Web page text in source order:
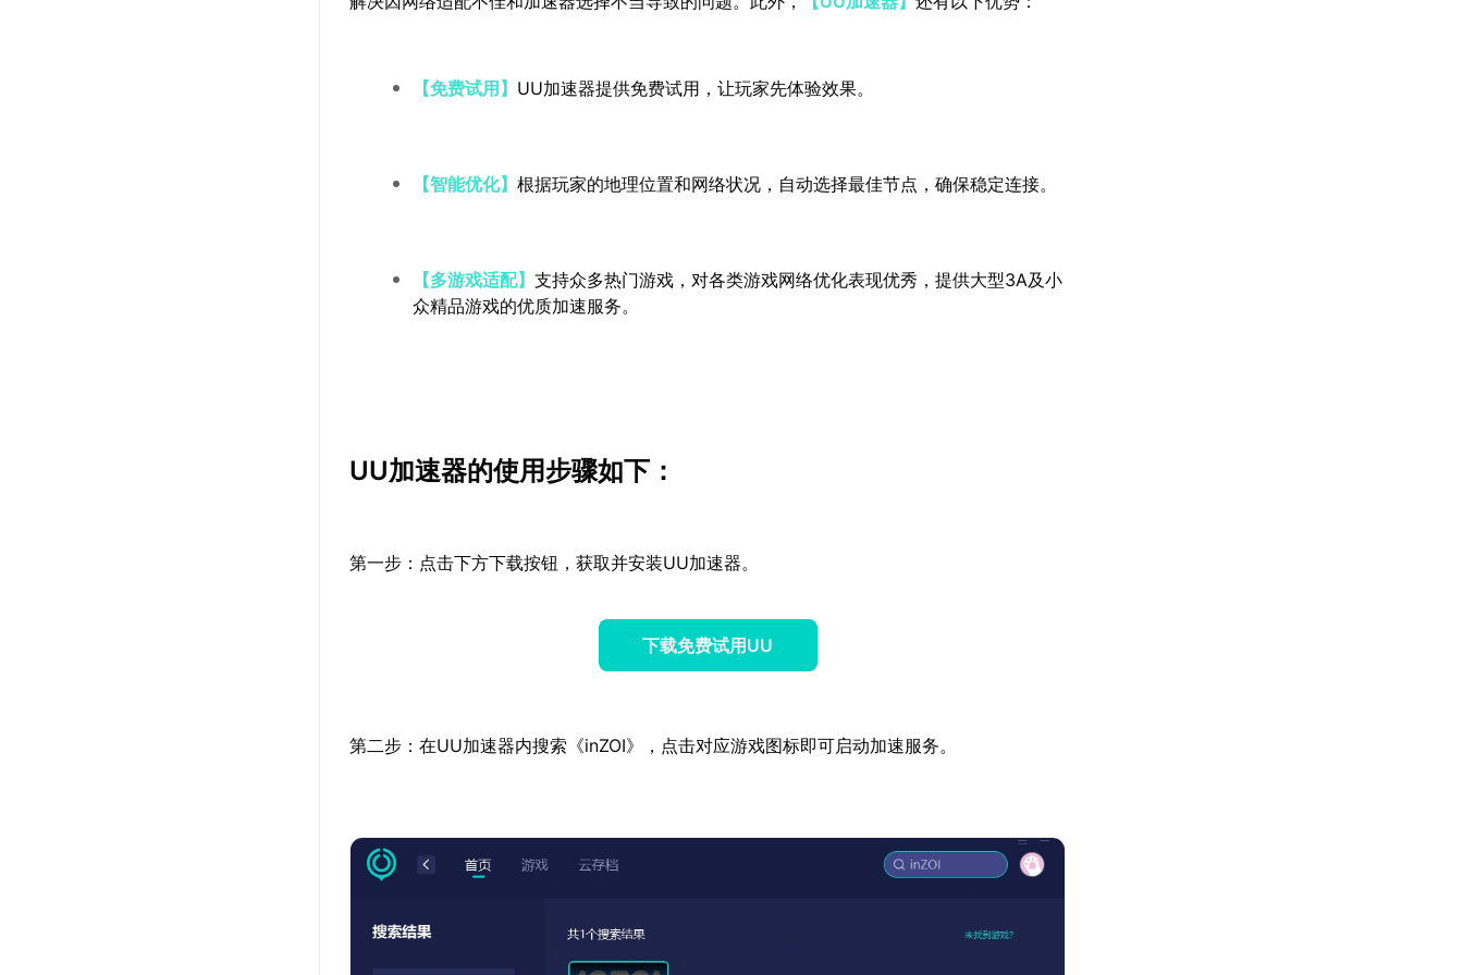
【免费试用】 UU加速器提供免费试用，让玩家先体验效果。
【智能优化】根据玩家的地理位置和网络状况，自动选择最佳节点，确保稳定连接。
【多游戏适配】支持众多热门游戏，对各类游戏网络优化表现优秀，提供大型3A及小
众精品游戏的优质加速服务。
UU加速器的使用步骤如下：
第一步：点击下方下载按钮，获取并安装UU加速器。
下载免费试用UU
第二步：在UU加速器内搜索《inZOI》，点击对应游戏图标即可启动加速服务。